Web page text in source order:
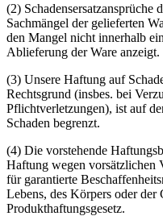
(2) Schadensersatzansprüche
Sachmängel der gelieferten
den Mangel nicht innerhalb
Ablieferung der Ware anzeigt.
(3) Unsere Haftung auf
Rechtsgrund (insbes. bei
Pflichtverletzungen), ist auf
Schaden begrenzt.
(4) Die vorstehende
Haftung wegen vorsätzlichen
für garantierte
Lebens, des Körpers oder der
Produkthaftungsgesetz.